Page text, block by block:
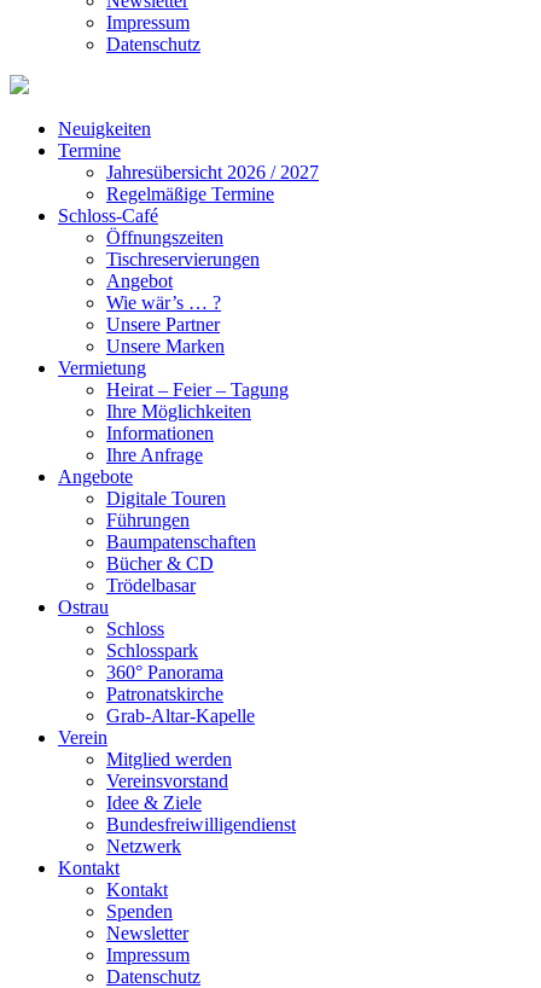
Impressum
Datenschutz
Neuigkeiten
Termine
Jahresübersicht 2026 / 2027
Regelmäßige Termine
Schloss-Café
Öffnungszeiten
Tischreservierungen
Angebot
Wie wär’s … ?
Unsere Partner
Unsere Marken
Vermietung
Heirat – Feier – Tagung
Ihre Möglichkeiten
Informationen
Ihre Anfrage
Angebote
Digitale Touren
Führungen
Baumpatenschaften
Bücher & CD
Trödelbasar
Ostrau
Schloss
Schlosspark
360° Panorama
Patronatskirche
Grab-Altar-Kapelle
Verein
Mitglied werden
Vereinsvorstand
Idee & Ziele
Bundesfreiwilligendienst
Netzwerk
Kontakt
Kontakt
Spenden
Newsletter
Impressum
Datenschutz